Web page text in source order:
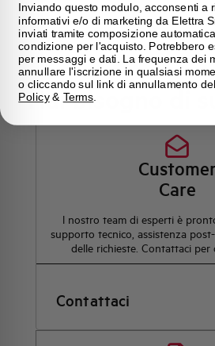
Hai bisogno di
Customer
Care
l nostro team di esperti è
supporto tecnico, assistenza
delle richieste. Contattaci per
Contattaci
Inviando questo modulo, acconsenti a
informativi e/o di marketing da Elettra
inviati tramite composizione
condizione per l'acquisto. Potrebbero
per messaggi e dati. La frequenza dei
annullare l'iscrizione in qualsiasi
o cliccando sul link di annullamento
Policy& Terms